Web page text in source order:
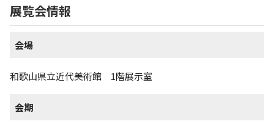
展覧会情報
会場
和歌山県立近代美術館 1階展示室
会期